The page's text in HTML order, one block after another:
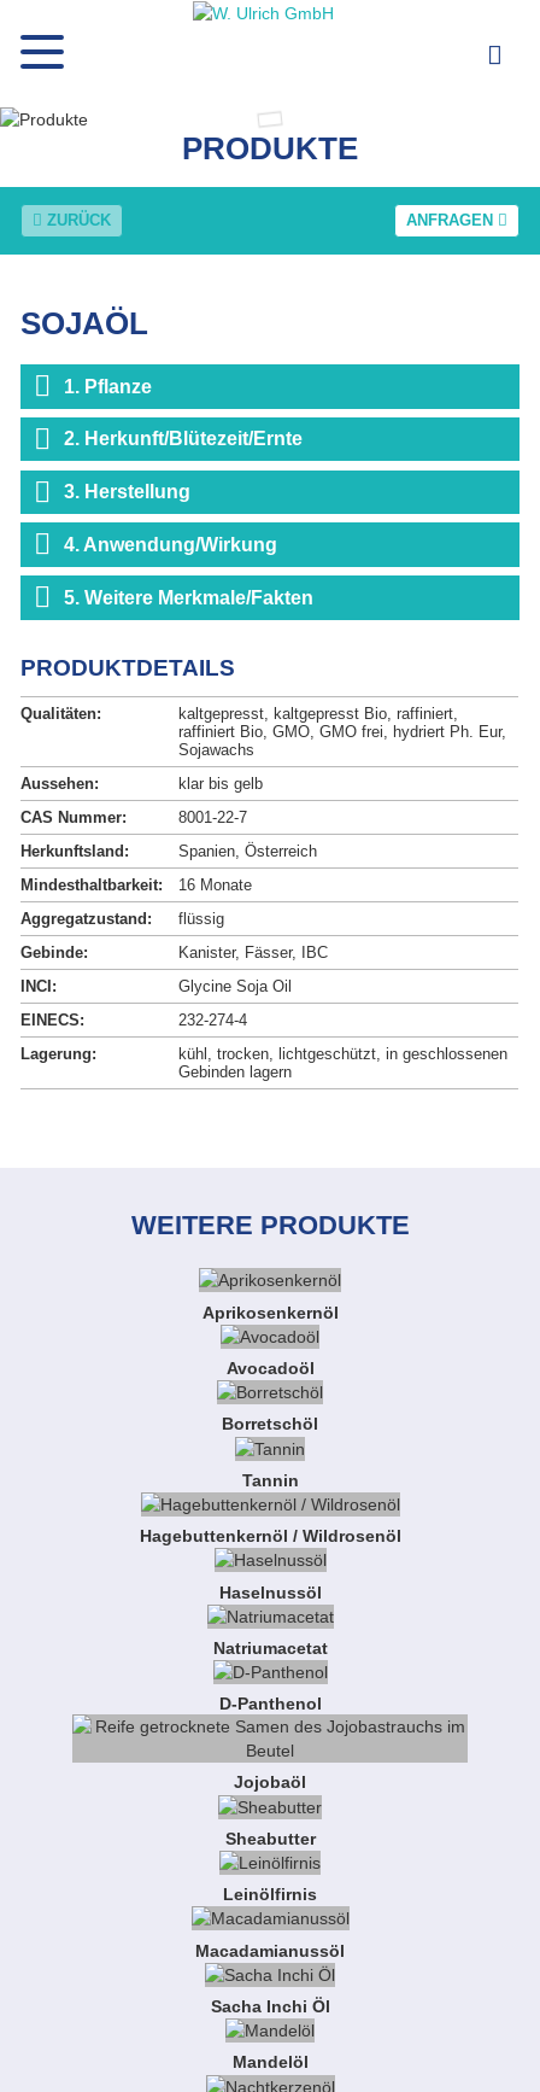
PRODUKTE
ZURÜCK ANFRAGEN
SOJAÖL
1. Pflanze
2. Herkunft/Blütezeit/Ernte
3. Herstellung
4. Anwendung/Wirkung
5. Weitere Merkmale/Fakten
PRODUKTDETAILS
Qualitäten:
kaltgepresst, kaltgepresst Bio, raffiniert,
raffiniert Bio, GMO, GMO frei, hydriert Ph. Eur,
Sojawachs
Aussehen:
klar bis gelb
CAS Nummer:
8001-22-7
Herkunftsland:
Spanien, Österreich
Mindesthaltbarkeit:
16 Monate
Aggregatzustand:
flüssig
Gebinde:
Kanister, Fässer, IBC
INCI:
Glycine Soja Oil
EINECS:
232-274-4
Lagerung:
kühl, trocken, lichtgeschützt, in geschlossenen
Gebinden lagern
WEITERE PRODUKTE
Aprikosenkernöl
Avocadoöl
Borretschöl
Tannin
Hagebuttenkernöl / Wildrosenöl
Haselnussöl
Natriumacetat
D-Panthenol
Jojobaöl
Sheabutter
Leinölfirnis
Macadamianussöl
Sacha Inchi Öl
Mandelöl